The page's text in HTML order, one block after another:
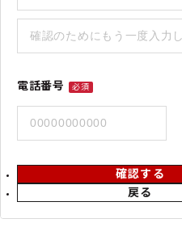
電話番号 必須
戻る
確認する